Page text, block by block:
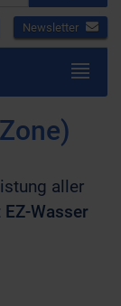
Newsletter
aller
EZ-Wasser